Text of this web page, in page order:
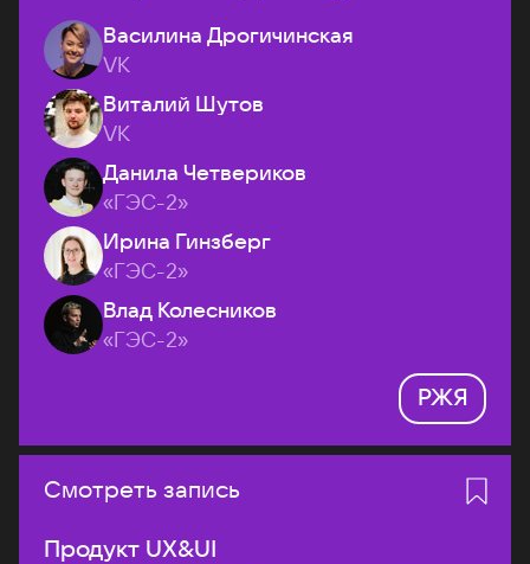
Василина Дрогичинская
VK
Виталий Шутов
VK
Данила Четвериков
«ГЭС-2»
Ирина Гинзберг
«ГЭС-2»
Влад Колесников
«ГЭС-2»
РЖЯ
Смотреть запись
Продукт UX&UI